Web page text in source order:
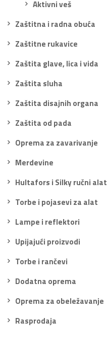
Aktivni veš
Zaštitna i radna obuća
Zaštitne rukavice
Zaštita glave, lica i vida
Zaštita sluha
Zaštita disajnih organa
Zaštita od pada
Oprema za zavarivanje
Merdevine
Hultafors i Silky ručni alat
Torbe i pojasevi za alat
Lampe i reflektori
Upijajući proizvodi
Torbe i rančevi
Dodatna oprema
Oprema za obeležavanje
Rasprodaja